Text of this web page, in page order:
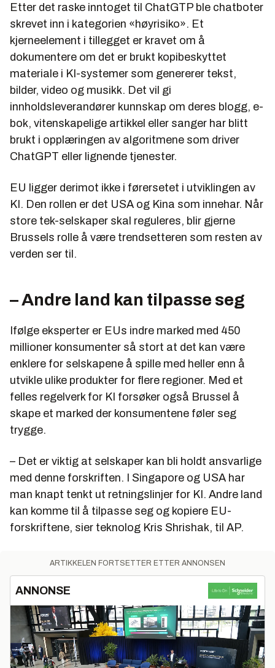
Etter det raske inntoget til ChatGTP ble chatboter
skrevet inn i kategorien «høyrisiko». Et
kjerneelement i tillegget er kravet om å
dokumentere om det er brukt kopibeskyttet
materiale i KI-systemer som genererer tekst,
bilder, video og musikk. Det vil gi
innholdsleverandører kunnskap om deres blogg, e-
bok, vitenskapelige artikkel eller sanger har blitt
brukt i opplæringen av algoritmene som driver
ChatGPT eller lignende tjenester.
EU ligger derimot ikke i førersetet i utviklingen av
KI. Den rollen er det USA og Kina som innehar. Når
store tek-selskaper skal reguleres, blir gjerne
Brussels rolle å være trendsetteren som resten av
verden ser til.
– Andre land kan tilpasse seg
Ifølge eksperter er EUs indre marked med 450
millioner konsumenter så stort at det kan være
enklere for selskapene å spille med heller enn å
utvikle ulike produkter for flere regioner. Med et
felles regelverk for KI forsøker også Brussel å
skape et marked der konsumentene føler seg
trygge.
– Det er viktig at selskaper kan bli holdt ansvarlige
med denne forskriften. I Singapore og USA har
man knapt tenkt ut retningslinjer for KI. Andre land
kan komme til å tilpasse seg og kopiere EU-
forskriftene, sier teknolog Kris Shrishak, til AP.
ARTIKKELEN FORTSETTER ETTER ANNONSEN
ANNONSE